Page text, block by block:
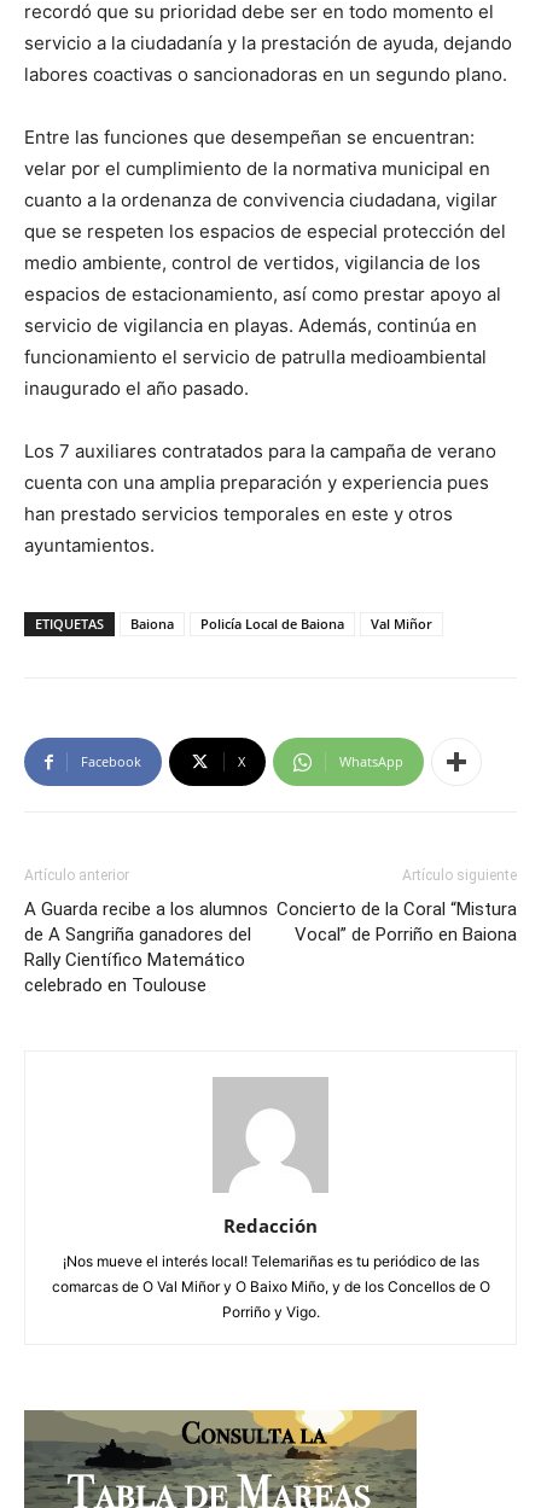
recordó que su prioridad debe ser en todo momento el
servicio a la ciudadanía y la prestación de ayuda, dejando
labores coactivas o sancionadoras en un segundo plano.
Entre las funciones que desempeñan se encuentran:
velar por el cumplimiento de la normativa municipal en
cuanto a la ordenanza de convivencia ciudadana, vigilar
que se respeten los espacios de especial protección del
medio ambiente, control de vertidos, vigilancia de los
espacios de estacionamiento, así como prestar apoyo al
servicio de vigilancia en playas. Además, continúa en
funcionamiento el servicio de patrulla medioambiental
inaugurado el año pasado.
Los 7 auxiliares contratados para la campaña de verano
cuenta con una amplia preparación y experiencia pues
han prestado servicios temporales en este y otros
ayuntamientos.
ETIQUETAS Baiona Policía Local de Baiona Val Miñor
Facebook X WhatsApp
Artículo anterior
A Guarda recibe a los alumnos
de A Sangriña ganadores del
Rally Científico Matemático
celebrado en Toulouse
Artículo siguiente
Concierto de la Coral “Mistura
Vocal” de Porriño en Baiona
Redacción
¡Nos mueve el interés local! Telemariñas es tu periódico de las
comarcas de O Val Miñor y O Baixo Miño, y de los Concellos de O
Porriño y Vigo.